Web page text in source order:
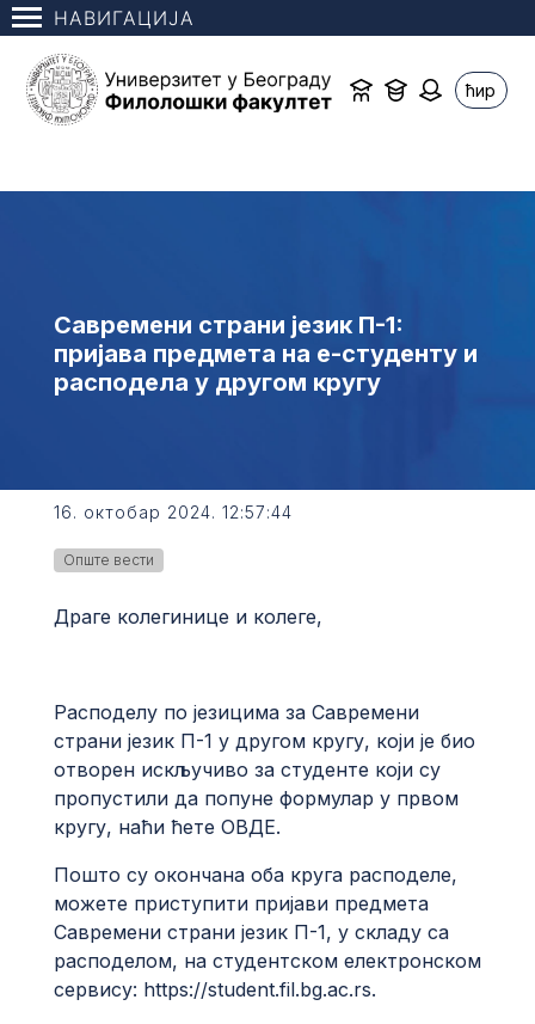
НАВИГАЦИЈА
ћир
Савремени страни језик П-1:
пријава предмета на е-студенту и
расподела у другом кругу
16. октобар 2024. 12:57:44
Опште вести
Драге колегинице и колеге,
Расподелу по језицима за Савремени
страни језик П-1 у другом кругу, који је био
отворен искључиво за студенте који су
пропустили да попуне формулар у првом
кругу, наћи ћете ОВДЕ.
Пошто су окончана оба круга расподеле,
можете приступити пријави предмета
Савремени страни језик П-1, у складу са
расподелом, на студентском електронском
сервису: https://student.fil.bg.ac.rs.